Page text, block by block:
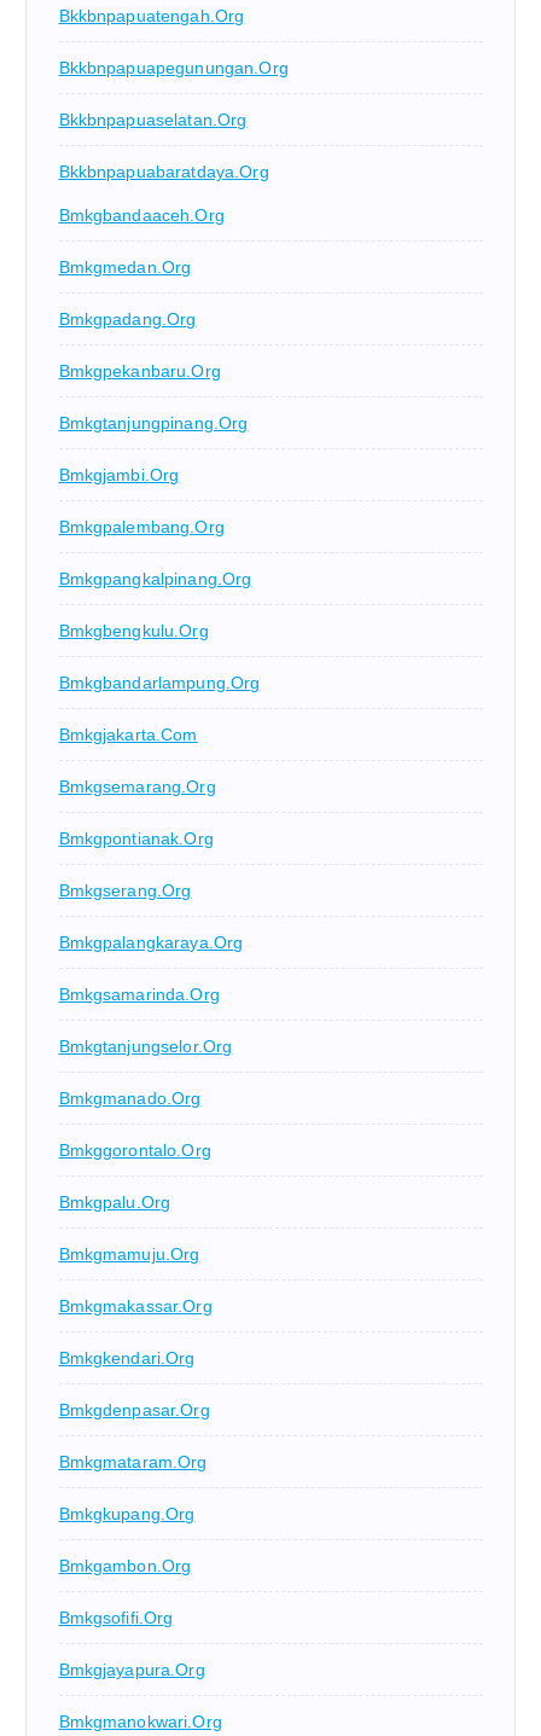
Bkkbnpapuatengah.org
Bkkbnpapuapegunungan.org
Bkkbnpapuaselatan.org
Bkkbnpapuabaratdaya.org
Bmkgbandaaceh.org
Bmkgmedan.org
Bmkgpadang.org
Bmkgpekanbaru.org
Bmkgtanjungpinang.org
Bmkgjambi.org
Bmkgpalembang.org
Bmkgpangkalpinang.org
Bmkgbengkulu.org
Bmkgbandarlampung.org
Bmkgjakarta.com
Bmkgsemarang.org
Bmkgpontianak.org
Bmkgserang.org
Bmkgpalangkaraya.org
Bmkgsamarinda.org
Bmkgtanjungselor.org
Bmkgmanado.org
Bmkggorontalo.org
Bmkgpalu.org
Bmkgmamuju.org
Bmkgmakassar.org
Bmkgkendari.org
Bmkgdenpasar.org
Bmkgmataram.org
Bmkgkupang.org
Bmkgambon.org
Bmkgsofifi.org
Bmkgjayapura.org
Bmkgmanokwari.org